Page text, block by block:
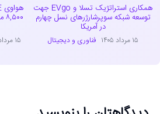
همکاری استراتژیک تسلا و EVgo جهت
توسعه شبکه سوپرشارژرهای نسل چهارم
در آمریکا
۱۵ مرداد ۱۴۰۵ فناوری و دیجیتال ۱۵ مرداد ۱۴۰۵